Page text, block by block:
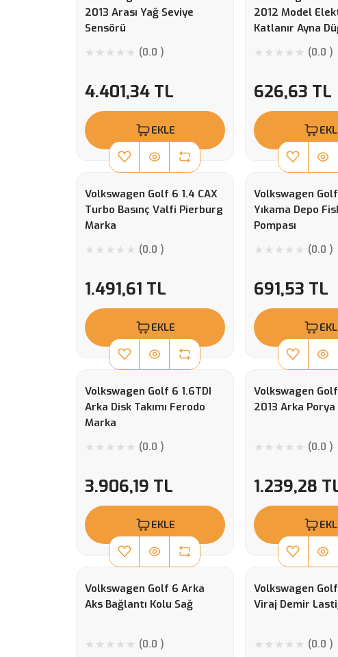
2013 Arası Yağ Seviye
Sensörü
(0.0 )
4.401,34 TL
EKLE
2012 Model
Katlanır Ayna
(0.0 )
626,63 TL
Volkswagen Golf 6 1.4 CAX
Turbo Basınç Valfi Pierburg
Marka
(0.0 )
1.491,61 TL
EKLE
Volkswagen
Yıkama Depo
Pompası
(0.0 )
691,53 TL
Volkswagen Golf 6 1.6TDI
Arka Disk Takımı Ferodo
Marka
(0.0 )
3.906,19 TL
EKLE
Volkswagen
2013 Arka
(0.0 )
1.239,28
Volkswagen Golf 6 Arka
Aks Bağlantı Kolu Sağ
(0.0 )
Volkswagen
Viraj Demir
(0.0 )